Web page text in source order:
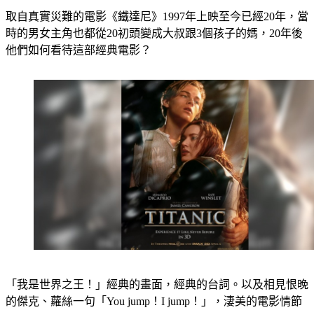
取自真實災難的電影《鐵達尼》1997年上映至今已經20年，當
時的男女主角也都從20初頭變成大叔跟3個孩子的媽，20年後
他們如何看待這部經典電影？
「我是世界之王！」經典的畫面，經典的台詞。以及相見恨晚
的傑克、蘿絲一句「You jump！I jump！」，淒美的電影情節